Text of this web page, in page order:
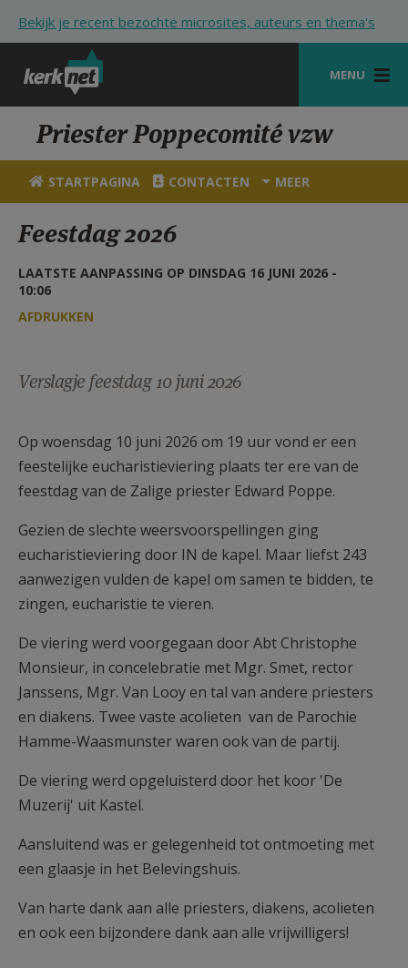
Bekijk je recent bezochte microsites, auteurs en thema's
MENU
STARTPAGINA
KERK
VIERINGEN
SHOP
ZOEKEN
HULP
MIJN PAROCHIE
Priester Poppecomité vzw
STARTPAGINA CONTACTEN MEER
Feestdag 2026
LAATSTE AANPASSING OP DINSDAG 16 JUNI 2026 -
10:06
AFDRUKKEN
Verslagje feestdag 10 juni 2026
Op woensdag 10 juni 2026 om 19 uur vond er een
feestelijke eucharistieviering plaats ter ere van de
feestdag van de Zalige priester Edward Poppe.
Gezien de slechte weersvoorspellingen ging
eucharistieviering door IN de kapel. Maar liefst 243
aanwezigen vulden de kapel om samen te bidden, te
zingen, eucharistie te vieren.
De viering werd voorgegaan door Abt Christophe
Monsieur, in concelebratie met Mgr. Smet, rector
Janssens, Mgr. Van Looy en tal van andere priesters
en diakens. Twee vaste acolieten van de Parochie
Hamme-Waasmunster waren ook van de partij.
De viering werd opgeluisterd door het koor 'De
Muzerij' uit Kastel.
Aansluitend was er gelegenheid tot ontmoeting met
een glaasje in het Belevingshuis.
Van harte dank aan alle priesters, diakens, acolieten
en ook een bijzondere dank aan alle vrijwilligers!